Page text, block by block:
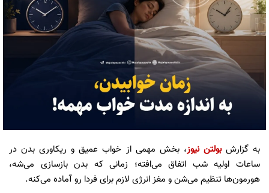
به گزارشبولتن نیوز، بخش مهمی از خواب عمیق و ریکاوری بدن در
ساعات اولیه شب اتفاق می‌افته؛ زمانی که بدن بازسازی می‌شه،
هورمون‌ها تنظیم می‌شن و مغز انرژی لازم برای فردا رو آماده می‌کنه.